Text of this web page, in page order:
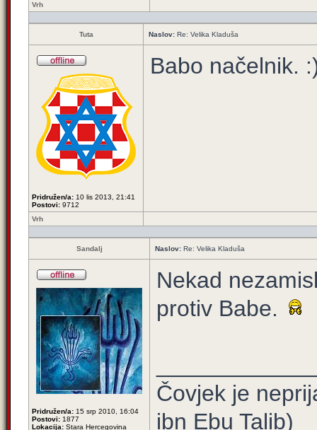
Vrh
Tuta Naslov: Re: Velika Kladuša
Pridružen/a: 10 lis 2013, 21:41
Postovi: 9712
Babo načelnik.
Vrh
Sandalj Naslov: Re: Velika Kladuša
Pridružen/a: 15 srp 2010, 16:04
Postovi: 1877
Lokacija: Stara Hercegovina
Nekad
protiv Babe.
Čovjek je
ibn Ebu Talib)